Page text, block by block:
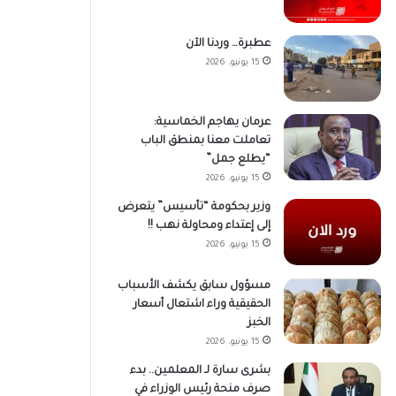
عطبرة… وردنا الآن
15 يونيو، 2026
عرمان يهاجم الخماسية:
تعاملت معنا بمنطق الباب
“يطلع جمل”
15 يونيو، 2026
وزير بحكومة “تأسيس” يتعرض
إلى إعتداء ومحاولة نهب !!
15 يونيو، 2026
مسؤول سابق يكشف الأسباب
الحقيقية وراء اشتعال أسعار
الخبز
15 يونيو، 2026
بشرى سارة لـ المعلمين.. بدء
صرف منحة رئيس الوزراء في